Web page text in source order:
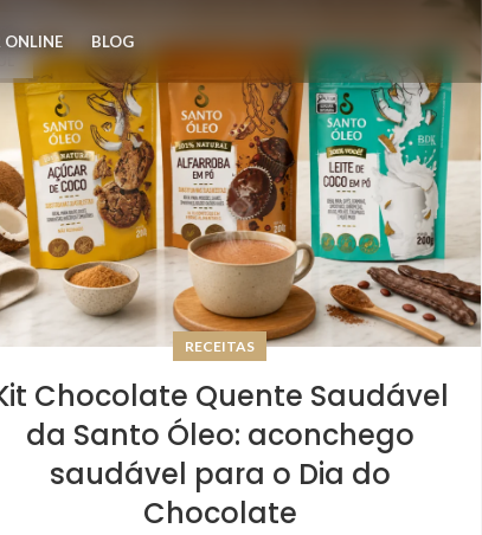
ONLINE BLOG
RECEITAS
Chocolate Quente Saudável
da Santo Óleo: aconchego
saudável para o Dia do
Chocolate